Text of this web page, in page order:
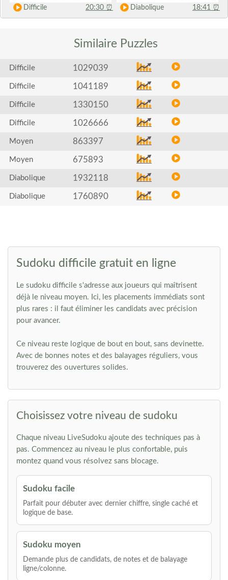
Difficile 20:30 ⏰ Diabolique 18:41 ⏰
Similaire Puzzles
Difficile 1029039
Difficile 1041189
Difficile 1330150
Difficile 1026666
Moyen 863397
Moyen 675893
Diabolique 1932118
Diabolique 1760890
Sudoku difficile gratuit en ligne
Le sudoku difficile s'adresse aux joueurs qui maîtrisent
déjà le niveau moyen. Ici, les placements immédiats sont
plus rares : il faut éliminer les candidats avec précision
pour avancer.
Ce niveau reste logique de bout en bout, sans devinette.
Avec de bonnes notes et des balayages réguliers, vous
trouverez des ouvertures solides.
Choisissez votre niveau de sudoku
Chaque niveau LiveSudoku ajoute des techniques pas à
pas. Commencez au niveau le plus confortable, puis
montez quand vous résolvez sans blocage.
Sudoku facile
Parfait pour débuter avec dernier chiffre, single caché et
logique de base.
Sudoku moyen
Demande plus de candidats, de notes et de balayage
ligne/colonne.